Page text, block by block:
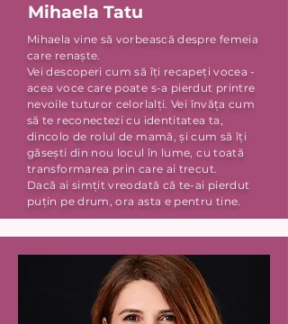
Mihaela Tatu
Mihaela vine să vorbească despre femeia
care renaște.
Vei descoperi cum să îți recapeți vocea -
acea voce care poate s-a pierdut printre
nevoile tuturor celorlalți. Vei învăța cum
să te reconectezi cu identitatea ta,
dincolo de rolul de mamă, și cum să îți
găsești din nou locul în lume, cu toată
transformarea prin care ai trecut.
Dacă ai simțit vreodată că te-ai pierdut
puțin pe drum, ora asta e pentru tine.​